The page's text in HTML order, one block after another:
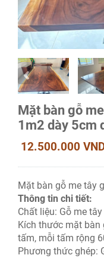
Mặt bàn gỗ
1m2 dày 5cm
12.500.000
Mặt bàn gỗ me tây
Thông tin chi tiết:
Chất liệu: Gỗ me
Kích thước mặt bàn
tấm, mỗi tấm rộng
Phương thức ghép: